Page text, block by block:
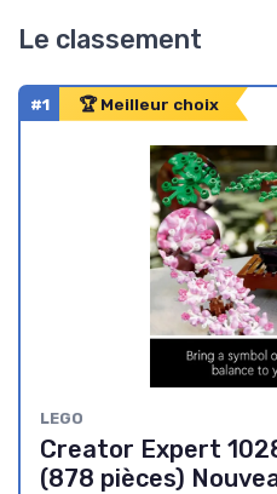
Le classement
#1 🏆 Meilleur choix
LEGO
Creator Expert
(878 pièces)